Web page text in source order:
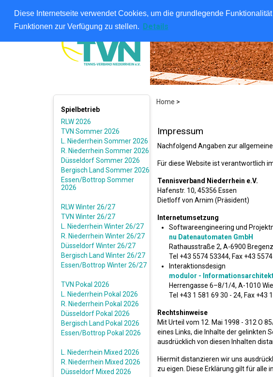
Diese Internetseite verwendet Cookies, um die grundlegende
Funktionen zur Verfügung zu stellen.
Details
Home >
Spielbetrieb
RLW 2026
TVN Sommer 2026
L. Niederrhein Sommer 2026
R. Niederrhein Sommer 2026
Düsseldorf Sommer 2026
Bergisch Land Sommer 2026
Essen/Bottrop Sommer
2026
RLW Winter 26/27
TVN Winter 26/27
L. Niederrhein Winter 26/27
R. Niederrhein Winter 26/27
Düsseldorf Winter 26/27
Bergisch Land Winter 26/27
Essen/Bottrop Winter 26/27
TVN Pokal 2026
L. Niederrhein Pokal 2026
R. Niederrhein Pokal 2026
Düsseldorf Pokal 2026
Bergisch Land Pokal 2026
Essen/Bottrop Pokal 2026
L. Niederrhein Mixed 2026
R. Niederrhein Mixed 2026
Düsseldorf Mixed 2026
Impressum
Nachfolgend Angaben zur
Für diese Website ist verantwortlich
Tennisverband Niederrhein e.V.
Hafenstr. 10, 45356 Essen
Dietloff von Arnim (Präsident)
Internetumsetzung
Softwareengineering und
nu Datenautomaten GmbH
Rathausstraße 2, A-6900 Bregenz
Tel +43 5574 53344, Fax +43
Interaktionsdesign
modulor -
Herrengasse 6–8/1/4, A-1010
Tel +43 1 581 69 30 - 24, Fax +43
Rechtshinweise
Mit Urteil vom 12. Mai 1998 - 312 O
eines Links, die Inhalte der gelinkten
ausdrücklich von diesen Inhalten
Hiermit distanzieren wir uns
zu eigen. Diese Erklärung gilt für alle